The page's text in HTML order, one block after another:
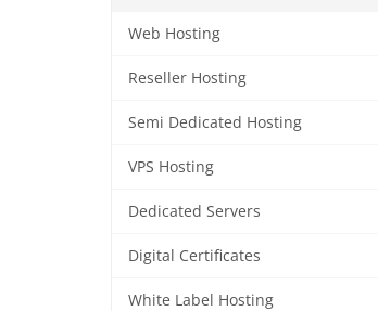
Web Hosting
Reseller Hosting
Semi Dedicated Hosting
VPS Hosting
Dedicated Servers
Digital Certificates
White Label Hosting